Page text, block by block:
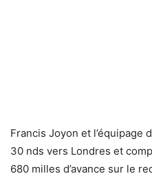
Francis Joyon et l’équipage
30 nds vers Londres et
680 milles d’avance sur le